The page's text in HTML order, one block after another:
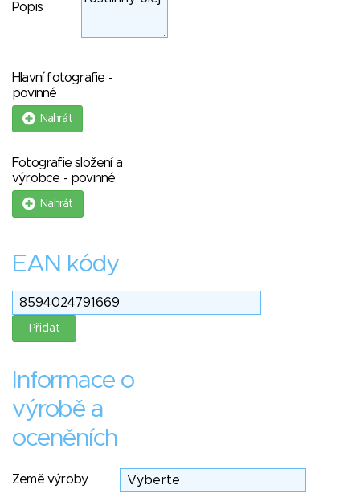
Popis
Hlavní fotografie -
povinné
Nahrát
Fotografie složení a
výrobce - povinné
Nahrát
EAN kódy
Informace o
výrobě a
oceněních
Země výroby